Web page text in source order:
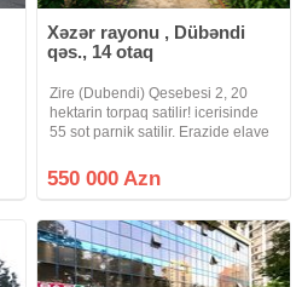
Xəzər rayonu , Dübəndi
qəs., 14 otaq
Zire (Dubendi) Qesebesi 2, 20
hektarin torpaq satilir! icerisinde
55 sot parnik satilir. Erazide elave
movcuddur. Baglara yaxin yerde
yerleshir. Denizin qiragindadir
550 000 Azn